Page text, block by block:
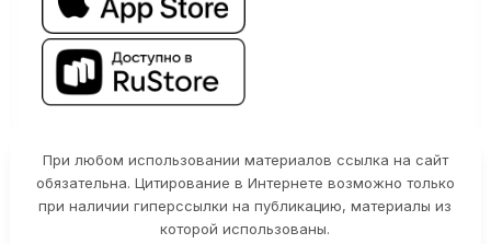
При любом использовании материалов ссылка на сайт
обязательна. Цитирование в Интернете возможно только
при наличии гиперссылки на публикацию, материалы из
которой использованы.